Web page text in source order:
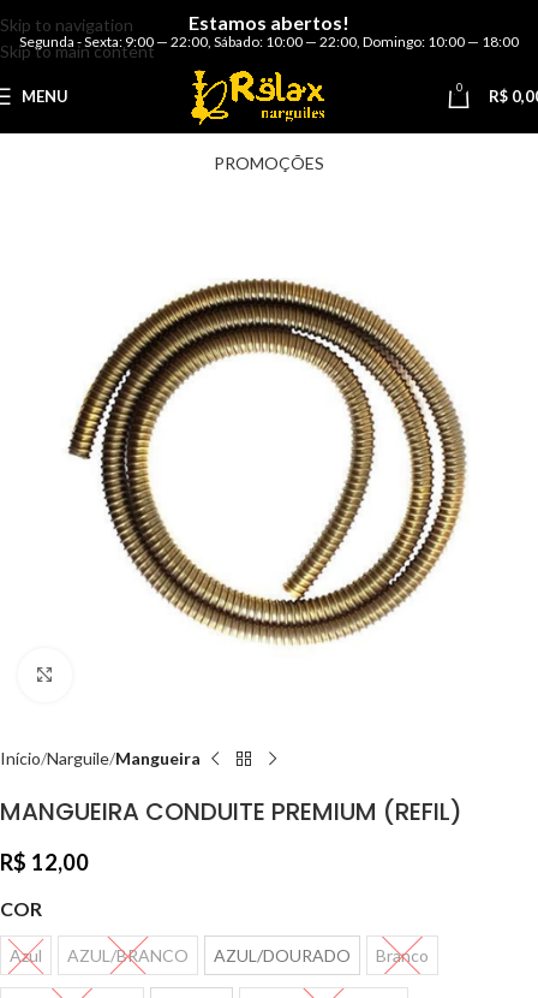
Skip to navigation
Skip to main content
Estamos abertos!
Segunda - Sexta: 9:00 — 22:00 Sábado: 10:00 — 22:00 Domingo: 10:00 — 18:00
MENU 0 R$
PROMOÇÕES
Início Narguile Mangueira
MANGUEIRA CONDUITE PREMIUM (REFIL)
R$ 12,00
COR
Azul AZUL/BRANCO AZUL/DOURADO Branco